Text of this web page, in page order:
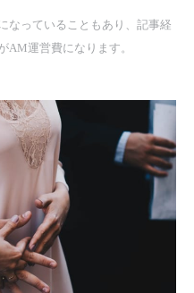
なっていることもあり、記事経
AM運営費になります。